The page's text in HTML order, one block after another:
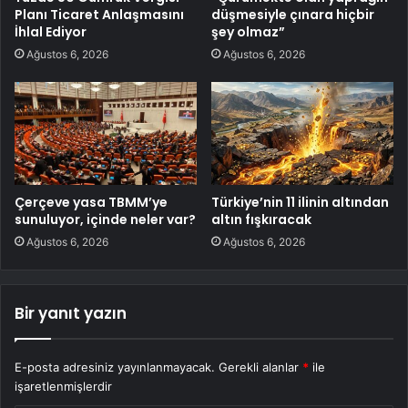
Planı Ticaret Anlaşmasını
İhlal Ediyor
Ağustos 6, 2026
düşmesiyle çınara hiçbir
şey olmaz”
Ağustos 6, 2026
Çerçeve yasa TBMM’ye
sunuluyor, içinde neler var?
Ağustos 6, 2026
Türkiye’nin 11 ilinin altından
altın fışkıracak
Ağustos 6, 2026
Bir yanıt yazın
E-posta adresiniz yayınlanmayacak. Gerekli alanlar * ile
işaretlenmişlerdir